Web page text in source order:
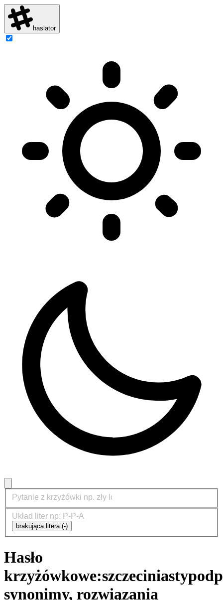
haslator
brakująca litera (-)
Hasło
krzyżówkowe:szczeciniasty
synonimy, rozwiązania